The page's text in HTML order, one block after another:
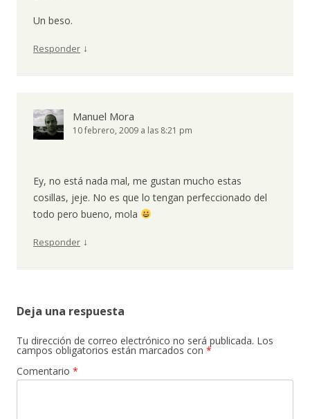
Un beso.
Responder ↓
Manuel Mora
10 febrero, 2009 a las 8:21 pm
Ey, no está nada mal, me gustan mucho estas
cosillas, jeje. No es que lo tengan perfeccionado del
todo pero bueno, mola
Responder ↓
Deja una respuesta
Tu dirección de correo electrónico no será publicada. Los
campos obligatorios están marcados con *
Comentario *